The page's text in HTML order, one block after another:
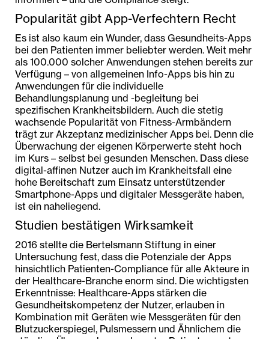
Popularität gibt App-Verfechtern Recht
Es ist also kaum ein Wunder, dass Gesundheits-Apps
bei den Patienten immer beliebter werden. Weit mehr
als 100.000 solcher Anwendungen stehen bereits zur
Verfügung – von allgemeinen Info-Apps bis hin zu
Anwendungen für die individuelle
Behandlungsplanung und -begleitung bei
spezifischen Krankheitsbildern. Auch die stetig
wachsende Popularität von Fitness-Armbändern
trägt zur Akzeptanz medizinischer Apps bei. Denn die
Überwachung der eigenen Körperwerte steht hoch
im Kurs – selbst bei gesunden Menschen. Dass diese
digital-affinen Nutzer auch im Krankheitsfall eine
hohe Bereitschaft zum Einsatz unterstützender
Smartphone-Apps und digitaler Messgeräte haben,
ist ein naheliegend.
Studien bestätigen Wirksamkeit
2016 stellte die Bertelsmann Stiftung in einer
Untersuchung fest, dass die Potenziale der Apps
hinsichtlich Patienten-Compliance für alle Akteure in
der Healthcare-Branche enorm sind. Die wichtigsten
Erkenntnisse: Healthcare-Apps stärken die
Gesundheitskompetenz der Nutzer, erlauben in
Kombination mit Geräten wie Messgeräten für den
Blutzuckerspiegel, Pulsmessern und Ähnlichem die